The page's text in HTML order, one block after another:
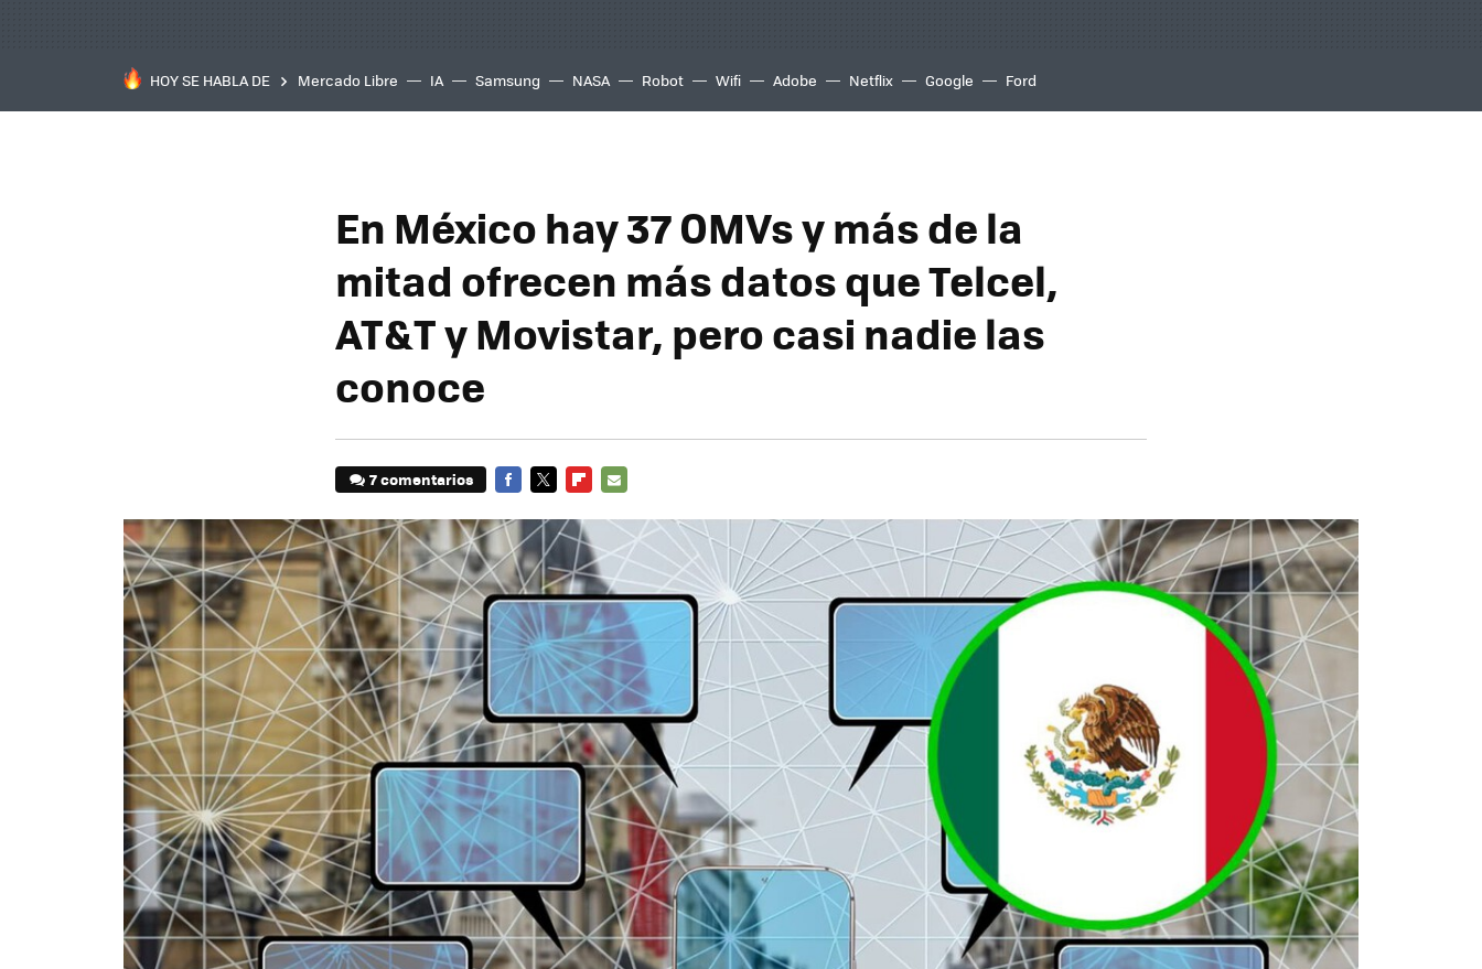
HOY SE HABLA DE Mercado Libre IA Samsung NASA Robot Wifi Adobe Netflix Google Ford
En México hay 37 OMVs y más de la
mitad ofrecen más datos que Telcel,
AT&T y Movistar, pero casi nadie las
conoce
7 comentarios
MAIL